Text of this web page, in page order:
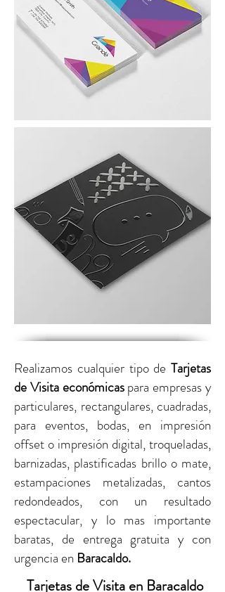
Realizamos cualquier tipo de Tarjetas
de Visita económicaspara empresas y
particulares, rectangulares, cuadradas,
para eventos, bodas, en impresión
offset o impresión digital,troqueladas,
barnizadas, plastificadas brillo o mate,
estampaciones metalizadas, cantos
redondeados, con un resultado
espectacular, y lo mas importante
baratas, de entrega gratuita y con
urgencia en Baracaldo.
Tarjetas de Visita en Baracaldo